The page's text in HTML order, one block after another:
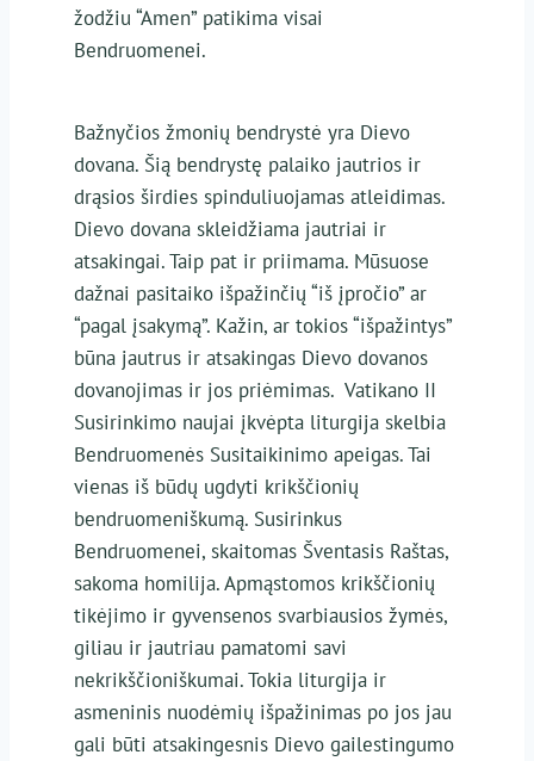
žodžiu “Amen” patikima visai
Bendruomenei.
Bažnyčios žmonių bendrystė yra Dievo
dovana. Šią bendrystę palaiko jautrios ir
drąsios širdies spinduliuojamas atleidimas.
Dievo dovana skleidžiama jautriai ir
atsakingai. Taip pat ir priimama. Mūsuose
dažnai pasitaiko išpažinčių “iš įpročio” ar
“pagal įsakymą”. Kažin, ar tokios “išpažintys”
būna jautrus ir atsakingas Dievo dovanos
dovanojimas ir jos priėmimas. Vatikano II
Susirinkimo naujai įkvėpta liturgija skelbia
Bendruomenės Susitaikinimo apeigas. Tai
vienas iš būdų ugdyti krikščionių
bendruomeniškumą. Susirinkus
Bendruomenei, skaitomas Šventasis Raštas,
sakoma homilija. Apmąstomos krikščionių
tikėjimo ir gyvensenos svarbiausios žymės,
giliau ir jautriau pamatomi savi
nekrikščioniškumai. Tokia liturgija ir
asmeninis nuodėmių išpažinimas po jos jau
gali būti atsakingesnis Dievo gailestingumo